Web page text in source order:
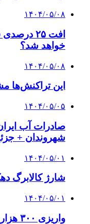
۱۴۰۴/۰۵/۰۸
افت ۲۵
خواهد شد؟
۱۴۰۴/۰۵/۰۸
این تراکنش‌ها
۱۴۰۴/۰۵/۰۵
صادرات آب
شهروندان +
۱۴۰۴/۰۵/۰۱
شارژ کالابرگ دهک‌های ۶ و ۷
۱۴۰۴/۰۵/۰۱
واریزی ۳۰۰ هزار تومانی برای این دهک‌ها